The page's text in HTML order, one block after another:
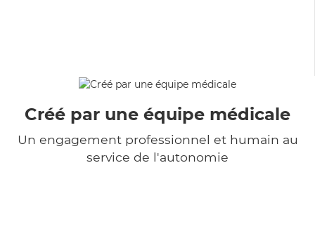
Créé par une équipe médicale
Un engagement professionnel et humain au
service de l'autonomie